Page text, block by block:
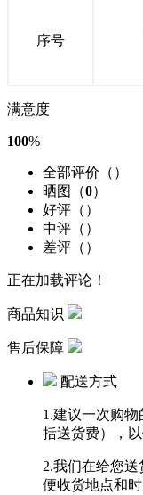
序号
满意度
100%
全部评价（ ）
晒图（0）
好评（ ）
中评（ ）
差评（ ）
正在加载评论！
商品知识
售后保障
配送方式
1.建议一次购
括送货费），
2.我们在给您
便收货地点和